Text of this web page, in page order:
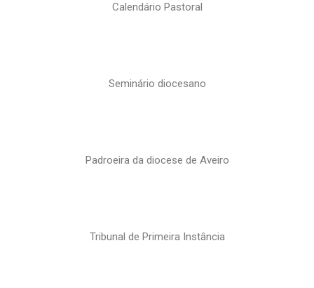
Calendário Pastoral
Seminário diocesano
Padroeira da diocese de Aveiro
Tribunal de Primeira Instância